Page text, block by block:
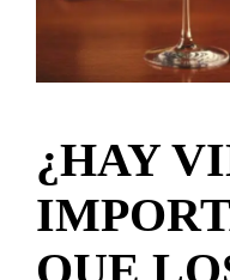
¿HAY